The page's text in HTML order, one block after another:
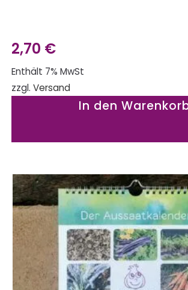
2,70 €
Enthält 7% MwSt
zzgl. Versand
In den